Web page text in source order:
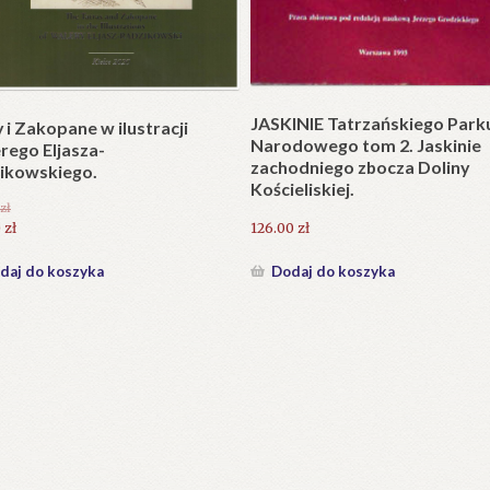
składany). Wydanie
do koszyka
Plakat w wersji składanej.